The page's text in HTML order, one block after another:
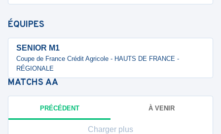
ÉQUIPES
SENIOR M1
Coupe de France Crédit Agricole - HAUTS DE FRANCE -
RÉGIONALE
MATCHS AA
PRÉCÉDENT À VENIR
Charger plus